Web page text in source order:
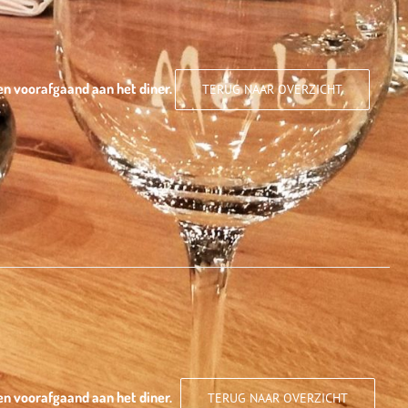
voorafgaand aan het diner. TERUG NAAR OVERZICHT
voorafgaand aan het diner. TERUG NAAR OVERZICHT